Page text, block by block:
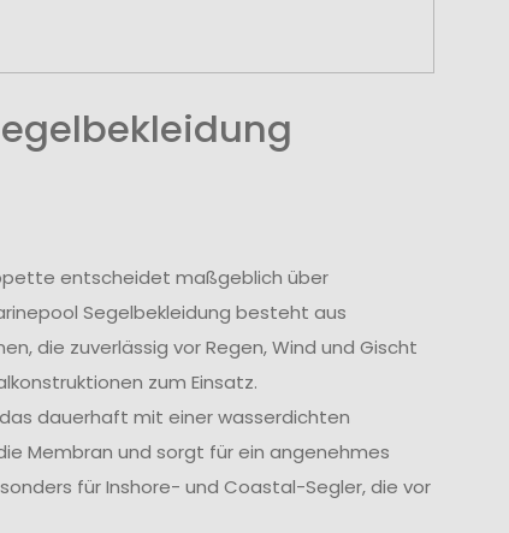
entscheidet maßgeblich über
Segelbekleidung besteht aus
die zuverlässig vor Regen, Wind und Gischt
zum Einsatz.
dauerhaft mit einer wasserdichten
Membran und sorgt für ein angenehmes
für Inshore- und Coastal-Segler, die vor